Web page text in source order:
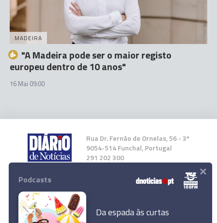
MADEIRA
"A Madeira pode ser o maior registo
europeu dentro de 10 anos"
16 Mai 09:00
Rua Dr. Fernão de Ornelas, 56 - 3º
9054-514 Funchal, Portugal
291 202 300
Instale a nossa App
Podcasts
Da espada às curtas
×